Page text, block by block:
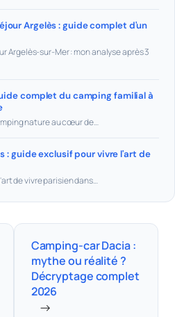
Argelès : guide complet d'un
Argelès-sur-Mer : mon analyse après 3
complet du camping familial à
nature au cœur de…
: guide exclusif pour vivre l'art de
de vivre parisien dans…
Camping-car Dacia :
mythe ou réalité ?
Décryptage complet
2026
→